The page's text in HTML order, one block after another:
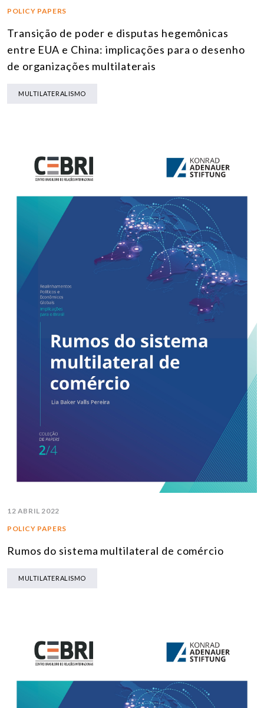
POLICY PAPERS
Transição de poder e disputas hegemônicas
entre EUA e China: implicações para o desenho
de organizações multilaterais
MULTILATERALISMO
12 ABRIL 2022
POLICY PAPERS
Rumos do sistema multilateral de comércio
MULTILATERALISMO